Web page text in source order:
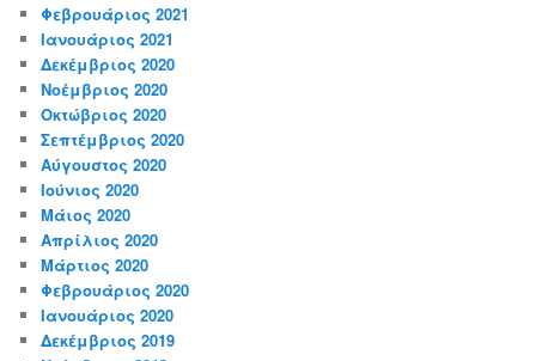
Φεβρουάριος 2021
Ιανουάριος 2021
Δεκέμβριος 2020
Νοέμβριος 2020
Οκτώβριος 2020
Σεπτέμβριος 2020
Αύγουστος 2020
Ιούνιος 2020
Μάιος 2020
Απρίλιος 2020
Μάρτιος 2020
Φεβρουάριος 2020
Ιανουάριος 2020
Δεκέμβριος 2019